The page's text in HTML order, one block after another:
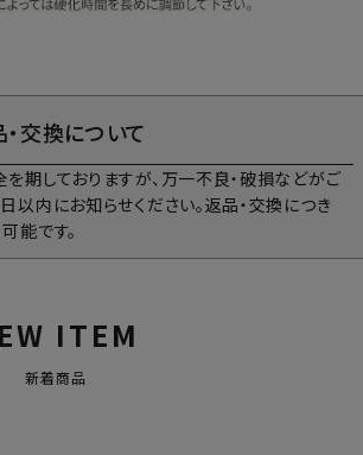
交換について
期しておりますが、万一不良・破損などがご
以内にお知らせください。返品・交換につき
能です。
ITEM
新着商品